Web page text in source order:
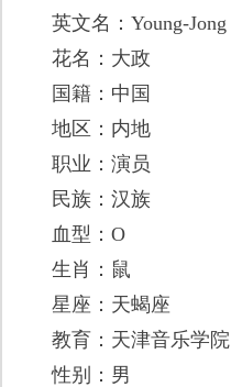
英文名：Young-Jong
花名：大政
国籍：中国
地区：内地
职业：演员
民族：汉族
血型：O
生肖：鼠
星座：天蝎座
教育：天津音乐学院
性别：男